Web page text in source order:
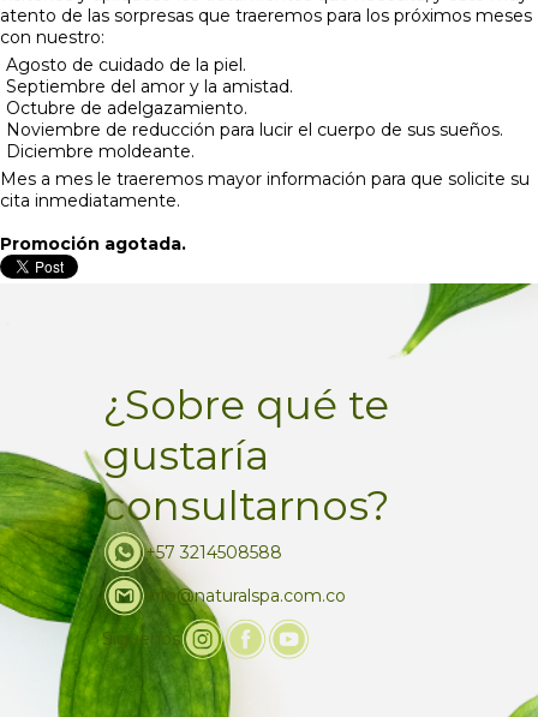
atento de las sorpresas que traeremos para los próximos meses
con nuestro:
Agosto de cuidado de la piel.
Septiembre del amor y la amistad.
Octubre de adelgazamiento.
Noviembre de reducción para lucir el cuerpo de sus sueños.
Diciembre moldeante.
Mes a mes le traeremos mayor información para que solicite su
cita inmediatamente.
Promoción agotada.
¿Sobre qué te
gustaría
consultarnos?
+57 3214508588
info@naturalspa.com.co
Siguenos